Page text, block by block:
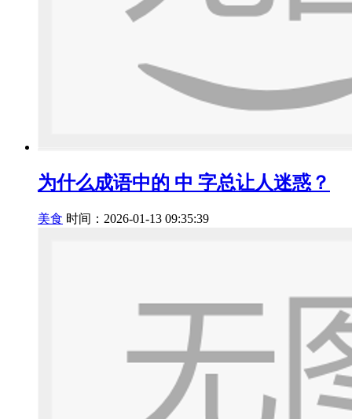
为什么成语中的 中 字总让人迷惑？
美食 时间：2026-01-13 09:35:39